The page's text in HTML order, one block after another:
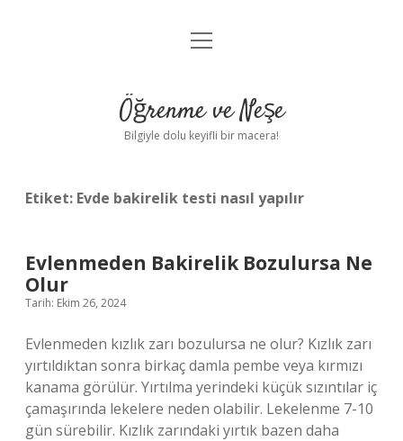
Anasayfa
Yasal Uyarı
menüyü
Öğrenme ve Neşe
Bilgiyle dolu keyifli bir macera!
Etiket: Evde bakirelik testi nasıl yapılır
Evlenmeden Bakirelik Bozulursa Ne
Olur
Tarih: Ekim 26, 2024
Evlenmeden kızlık zarı bozulursa ne olur? Kızlık zarı
yırtıldıktan sonra birkaç damla pembe veya kırmızı
kanama görülür. Yırtılma yerindeki küçük sızıntılar iç
çamaşırında lekelere neden olabilir. Lekelenme 7-10
gün sürebilir. Kızlık zarındaki yırtık bazen daha